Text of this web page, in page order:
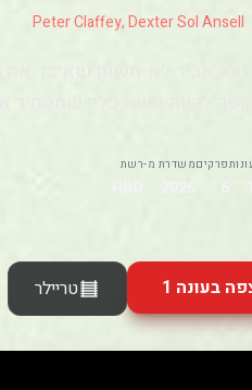
Peter Claffey, Dexter Sol Ansell
פרקים
6
משדרת מ-
2026
רשת
בעונה 1 טריילר